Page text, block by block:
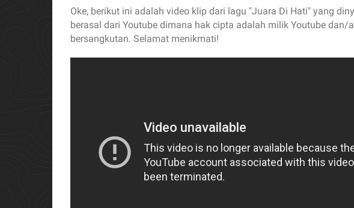
Oke, berikut ini adalah video klip dari lagu "Juara Di Hati" yang
berasal dari Youtube dimana hak cipta adalah milik Youtube dan/
bersangkutan. Selamat menikmati!